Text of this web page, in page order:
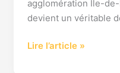
agglomération Île-
devient un véritable
Lire l’article »